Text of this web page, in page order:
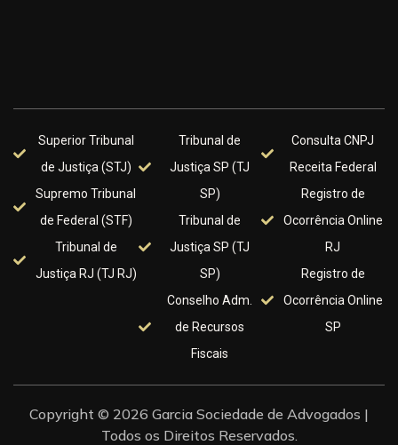
Superior Tribunal
de Justiça (STJ)
Supremo Tribunal
de Federal (STF)
Tribunal de
Justiça RJ (TJ RJ)
Tribunal de
Justiça SP (TJ
SP)
Tribunal de
Justiça SP (TJ
SP)
Conselho Adm.
de Recursos
Fiscais
Consulta CNPJ
Receita Federal
Registro de
Ocorrência Online
RJ
Registro de
Ocorrência Online
SP
Copyright © 2026 Garcia Sociedade de Advogados |
Todos os Direitos Reservados.